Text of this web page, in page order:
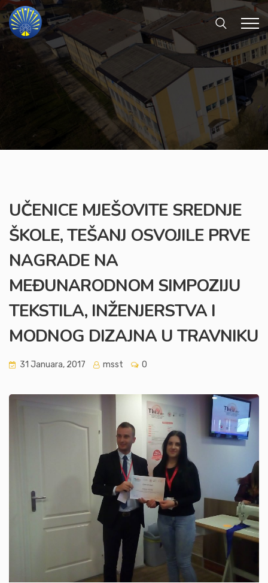
UČENICE MJEŠOVITE SREDNJE
ŠKOLE, TEŠANJ OSVOJILE PRVE
NAGRADE NA
MEĐUNARODNOM SIMPOZIJU
TEKSTILA, INŽENJERSTVA I
MODNOG DIZAJNA U TRAVNIKU
31 Januara, 2017 msst 0